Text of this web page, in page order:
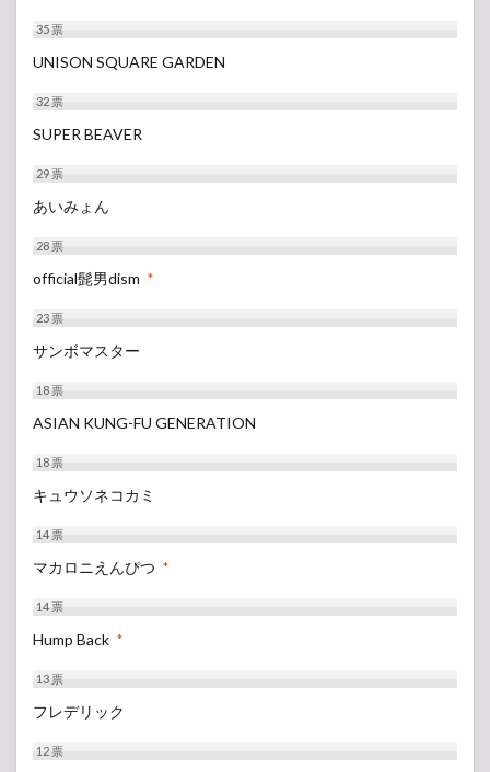
35票
UNISON SQUARE GARDEN
32票
SUPER BEAVER
29票
あいみょん
28票
official髭男dism *
23票
サンボマスター
18票
ASIAN KUNG-FU GENERATION
18票
キュウソネコカミ
14票
マカロニえんぴつ *
14票
Hump Back *
13票
フレデリック
12票